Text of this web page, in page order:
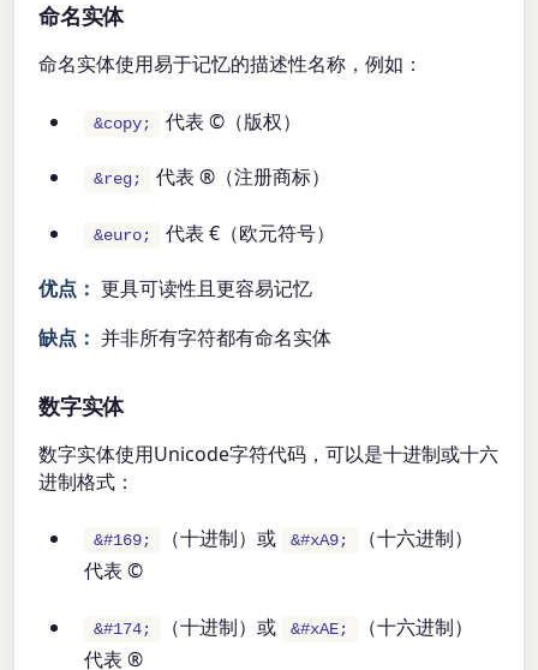
命名实体
命名实体使用易于记忆的描述性名称，例如：
&copy; 代表 ©（版权）
&reg; 代表 ®（注册商标）
&euro; 代表 €（欧元符号）
优点： 更具可读性且更容易记忆
缺点： 并非所有字符都有命名实体
数字实体
数字实体使用Unicode字符代码，可以是十进制或十六
进制格式：
&#169; （十进制）或 &#xA9;
（十六进制）
代表 ©
&#174; （十进制）或 &#xAE;
（十六进制）
代表 ®